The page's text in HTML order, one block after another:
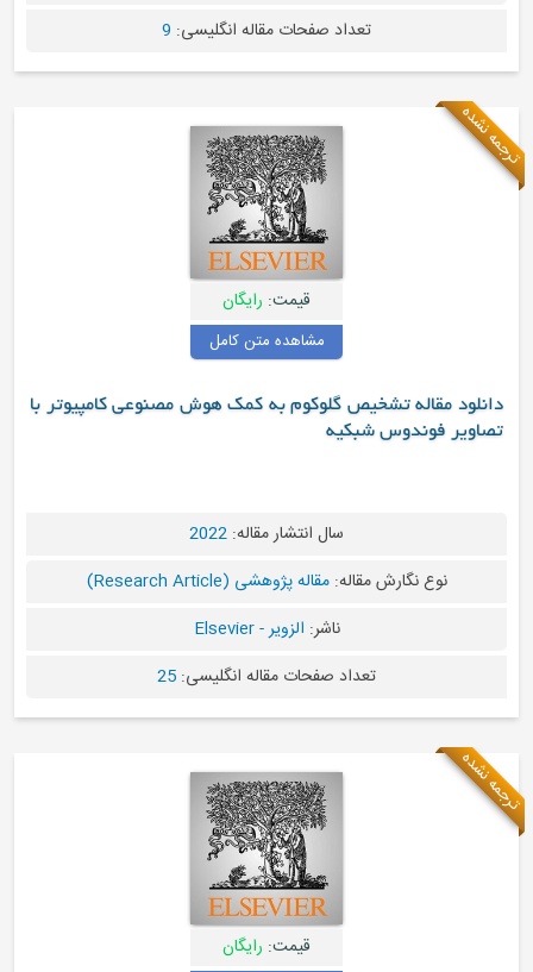
تعداد صفحات مقاله انگلیسی:9
رایگان
مشاهده متن کامل
مقاله تشخیص گلوکوم به کمک هوش مصنوعی کامپیوتر با
فوندوس شبکیه
سال انتشار مقاله:2022
نوع نگارش مقاله:مقاله پژوهشی (Research Article)
الزویر - Elsevier
تعداد صفحات مقاله انگلیسی:25
رایگان